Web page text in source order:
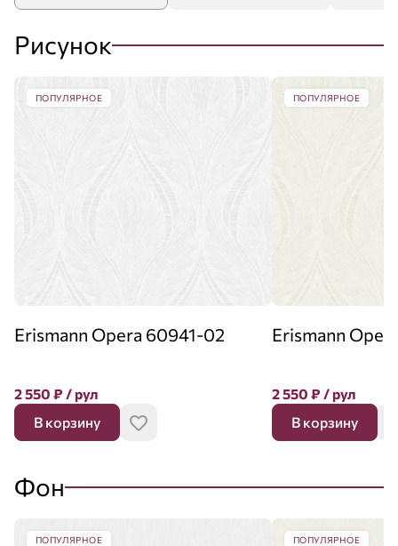
Рисунок
ПОПУЛЯРНОЕ
Erismann Opera 60941-02
2 550 ₽ / рул
В корзину
ПОПУЛЯРНОЕ
Erismann
2 550 ₽ / рул
В корзину
Фон
ПОПУЛЯРНОЕ ПОПУЛЯРНОЕ